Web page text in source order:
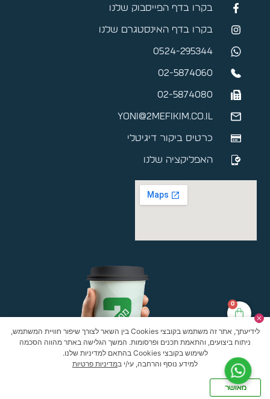
0
בקרו בדף הפייסבוק שלנו
בקרו בדף האינסטגרם שלנו
0524-295344
02-5874060
02-5874080
yoni@2mefikim.co.il
כרטיס ביקור דיגיטלי
האפליקציה שלנו
לידיעתך, אתר זה משתמש בקובצי Cookies בין השאר לצורך שיפור חוויית המשתמש,
ניתוח ביצועים, והתאמת תכנים ופרסומות. המשך הגלישה באתר מהווה הסכמה
לשימוש בקובצי Cookies בהתאם למדיניות שלנו.
למידע נוסף והרחבה, עי/י במדיניות פרטיות
מאושר